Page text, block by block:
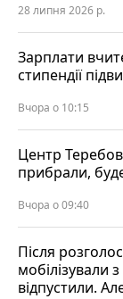
28 липня 2026 р.
Зарплати
стипендії
Вчора о 10:15
Центр
прибрали,
Вчора о 09:40
Після
мобілізували
відпустили.